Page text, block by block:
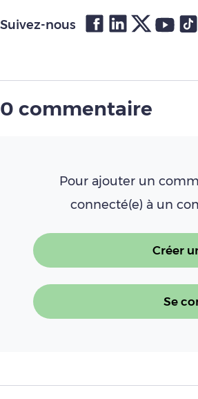
Suivez-nous
0 commentaire
Pour ajouter un
connecté(e) à un
Créer
Se